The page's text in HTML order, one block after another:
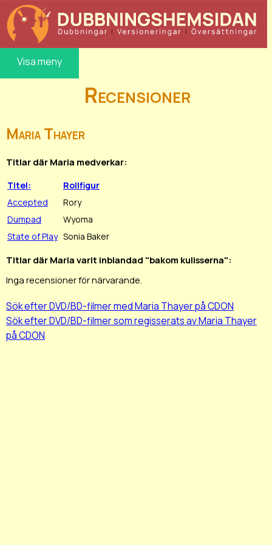
Visa meny
Recensioner
Maria Thayer
Titlar där Maria medverkar:
Titel:
Rollfigur
Accepted
Rory
Dumpad
Wyoma
State of Play Sonia Baker
Titlar där Maria varit inblandad "bakom kulisserna":
Inga recensioner för närvarande.
Sök efter DVD/BD-filmer med Maria Thayer på CDON
Sök efter DVD/BD-filmer som regisserats av Maria Thayer
på CDON